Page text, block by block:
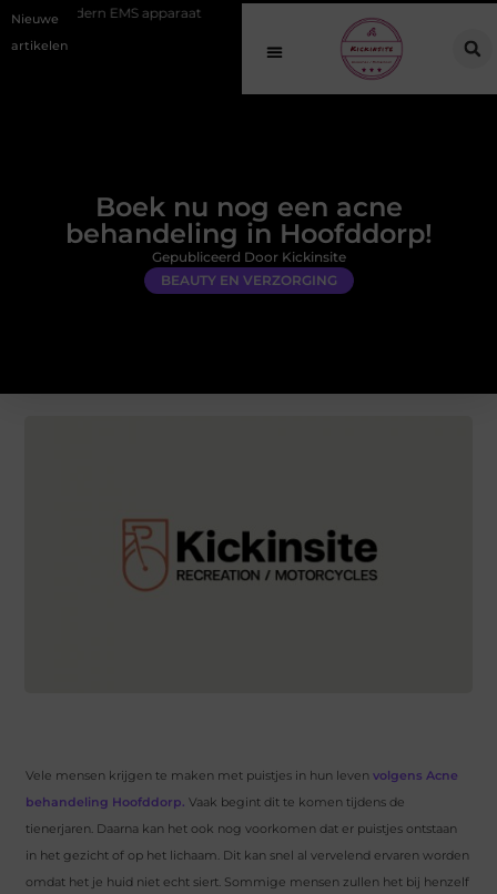
Nieuwe
artikelen
apparaat Hoe online vindbaarheid verandert in 2026
Boek nu nog een acne
behandeling in Hoofddorp!
BEAUTY EN VERZORGING
Gepubliceerd Door Kickinsite
Vele mensen krijgen te maken met puistjes in hun levenvolgens Acne
behandeling Hoofddorp. Vaak begint dit te komen tijdens de
tienerjaren. Daarna kan het ook nog voorkomen dat er puistjes ontstaan
in het gezicht of op het lichaam. Dit kan snel al vervelend ervaren worden
omdat het je huid niet echt siert. Sommige mensen zullen het bij henzelf